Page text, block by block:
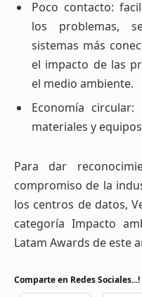
Poco contacto:
los problemas,
sistemas más
el impacto de las
el medio ambiente.
Economía
materiales y
Para dar
compromiso de la
los centros de datos,
categoría Impacto
Latam Awards de este
Comparte en Redes Sociales...!